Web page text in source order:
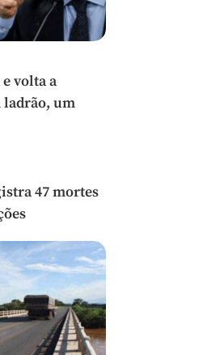
volta a
um
47 mortes